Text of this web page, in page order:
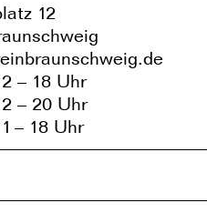
12
2 – 18 Uhr
2 – 20 Uhr
1– 18 Uhr